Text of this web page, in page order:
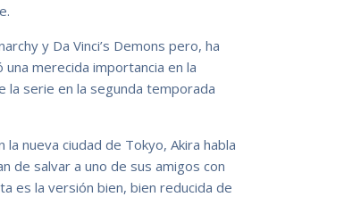
y Da Vinci’s Demons pero, ha
merecida importancia en la
la serie en la segunda temporada
nueva ciudad de Tokyo, Akira habla
de salvar a uno de sus amigos con
es la versión bien, bien reducida de